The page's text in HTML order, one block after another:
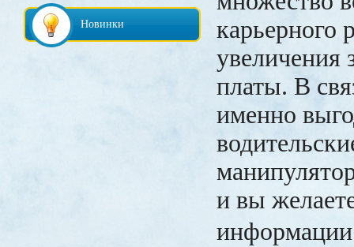
Новинки
карьерного
увеличения
платы. В
именно
и вы